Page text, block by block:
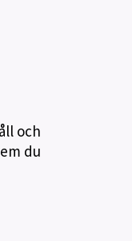
och
du